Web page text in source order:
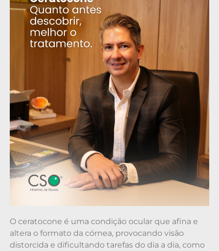
O ceratocone é uma condição ocular que afina e
altera o formato da córnea, provocando visão
distorcida e dificultando tarefas do dia a dia, como